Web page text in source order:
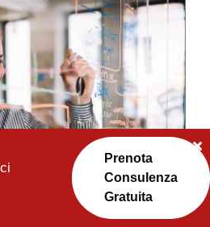
il Web Marketing ma,
Prenota
Consulenza
Gratuita